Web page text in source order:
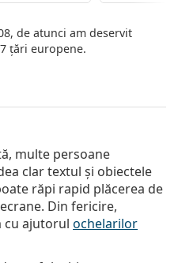
de atunci am deservit
țări europene.
multe persoane
clar textul și obiectele
răpi rapid plăcerea de
Din fericire,
cu ajutorul ochelarilor